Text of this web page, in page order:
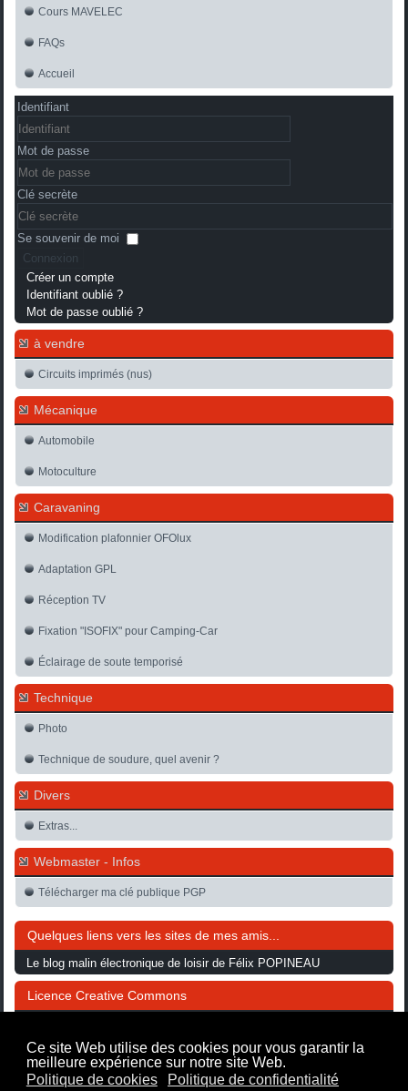
Ce site Web utilise des cookies pour vous garantir la
meilleure expérience sur notre site Web.
Politique de cookies
Politique de confidentialité
Cours MAVELEC
FAQs
Accueil
Identifiant
Mot de passe
Clé secrète
Se souvenir de moi
Connexion
Créer un compte
Identifiant oublié ?
Mot de passe oublié ?
à vendre
Circuits imprimés (nus)
Mécanique
Automobile
Motoculture
Caravaning
Modification plafonnier OFOlux
Adaptation GPL
Réception TV
Fixation "ISOFIX" pour Camping-Car
Éclairage de soute temporisé
Technique
Photo
Technique de soudure, quel avenir ?
Divers
Extras...
Webmaster - Infos
Télécharger ma clé publique PGP
Quelques liens vers les sites de mes amis...
Le blog malin électronique de loisir de Félix POPINEAU
Licence Creative Commons
est mis
à disposition selon les termes de la
Commons